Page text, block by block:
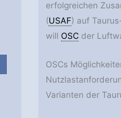
erfolgreichen
(USAF) auf
will OSCder
OSCs
Varianten der